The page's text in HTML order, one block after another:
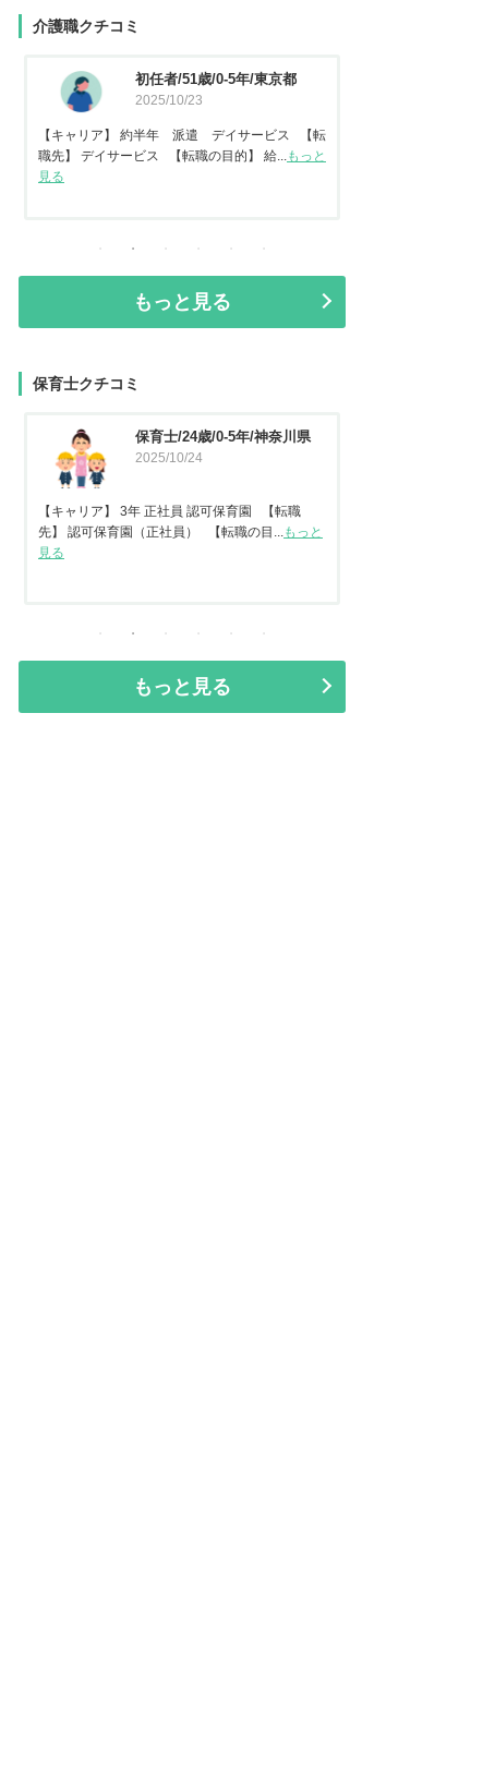
介護職クチコミ
資格なし/20歳/0-5年/東京都
2025/10/14
【キャリア】 約2年 正社員 倉庫内作業 【転
職先】 特別養護老人ホーム 【転職の目...もっと
見る
もっと見る
保育士クチコミ
保育士/45歳/20-25年/東京都
2025/09/11
【キャリア】22年 正社員 認可保育園2年 認定こ
ども園 【転職先】保育園（認可...
もっと見る